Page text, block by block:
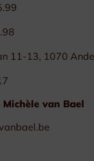
11-13, 1070
van Bael